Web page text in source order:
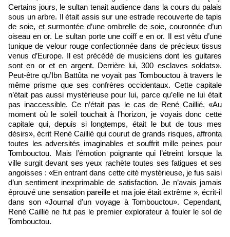
Certains jours, le sultan tenait audience dans la cours du palais
sous un arbre. Il était assis sur une estrade recouverte de tapis
de soie, et surmontée d’une ombrelle de soie, couronnée d’un
oiseau en or. Le sultan porte une coiff e en or. Il est vêtu d’une
tunique de velour rouge confectionnée dans de précieux tissus
venus d’Europe. Il est précédé de musiciens dont les guitares
sont en or et en argent. Derrière lui, 300 esclaves soldats».
Peut-être qu’Ibn Battûta ne voyait pas Tombouctou à travers le
même prisme que ses confrères occidentaux. Cette capitale
n’était pas aussi mystérieuse pour lui, parce qu’elle ne lui était
pas inaccessible. Ce n’était pas le cas de René Caillié. «Au
moment où le soleil touchait à l’horizon, je voyais donc cette
capitale qui, depuis si longtemps, était le but de tous mes
désirs», écrit René Caillié qui courut de grands risques, affronta
toutes les adversités imaginables et souffrit mille peines pour
Tombouctou. Mais l’émotion poignante qui l’étreint lorsque la
ville surgit devant ses yeux rachète toutes ses fatigues et ses
angoisses : «En entrant dans cette cité mystérieuse, je fus saisi
d’un sentiment inexprimable de satisfaction. Je n’avais jamais
éprouvé une sensation pareille et ma joie était extrême », écrit-il
dans son «Journal d’un voyage à Tombouctou». Cependant,
René Caillié ne fut pas le premier explorateur à fouler le sol de
Tombouctou.